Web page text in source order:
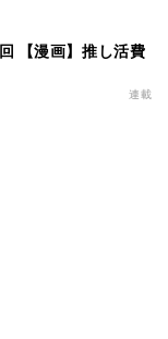
【漫画】推し活費
連載